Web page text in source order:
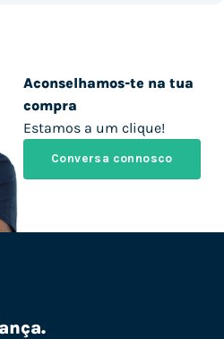
Aconselhamos-te na tua
compra
Estamos a um clique!
Conversa connosco